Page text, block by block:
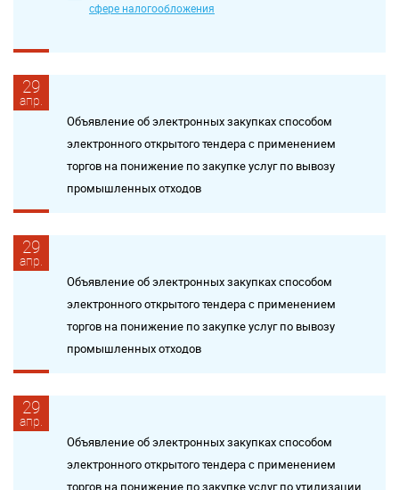
сфере налогообложения
29
апр.
Объявление об электронных закупках способом
электронного открытого тендера с применением
торгов на понижение по закупке услуг по вывозу
промышленных отходов
29
апр.
Объявление об электронных закупках способом
электронного открытого тендера с применением
торгов на понижение по закупке услуг по вывозу
промышленных отходов
29
апр.
Объявление об электронных закупках способом
электронного открытого тендера с применением
торгов на понижение по закупке услуг по утилизации